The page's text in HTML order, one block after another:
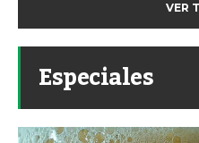
VER
Especiales